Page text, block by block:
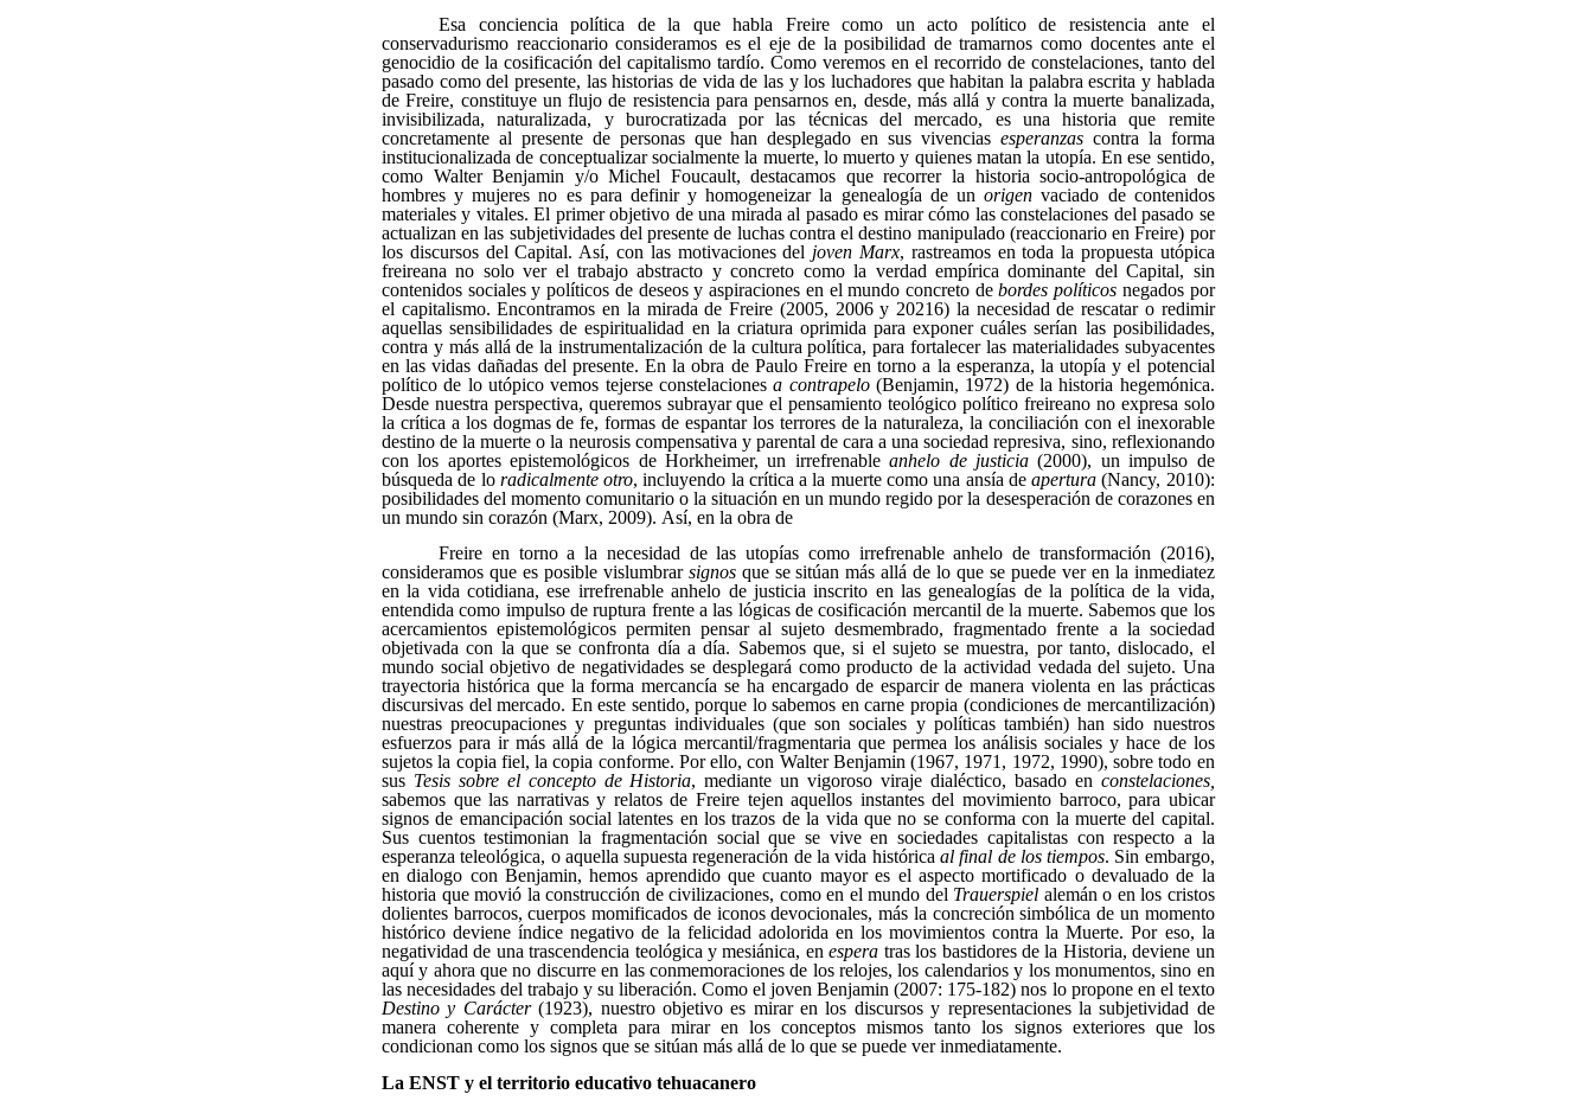
Esa conciencia política de la que habla Freire como un acto político de resistencia ante el
conservadurismo reaccionario consideramos es el eje de la posibilidad de tramarnos como docentes ante el
genocidio de la cosificación del capitalismo tardío. Como veremos en el recorrido de constelaciones, tanto del
pasado como del presente, las historias de vida de las y los luchadores que habitan la palabra escrita y hablada
de Freire, constituye un flujo de resistencia para pensarnos en, desde, más allá y contra la muerte banalizada,
invisibilizada, naturalizada, y burocratizada por las técnicas del mercado, es una historia que remite
concretamente al presente de personas que han desplegado en sus vivencias esperanzascontra la forma
institucionalizada de conceptualizar socialmente la muerte, lo muerto y quienes matan la utopía. En ese sentido,
como Walter Benjamin y/o Michel Foucault, destacamos que recorrer la historia socio-antropológica de
hombres y mujeres no es para definir y homogeneizar la genealogía de unorigen vaciado de contenidos
materiales y vitales. El primer objetivo de una mirada al pasado es mirar cómo las constelaciones del pasado se
actualizan en las subjetividades del presente de luchas contra el destino manipulado (reaccionario en Freire) por
los discursos del Capital. Así, con las motivaciones del joven Marx, rastreamos en toda la propuesta utópica
freireana no solo ver el trabajo abstracto y concreto como la verdad empírica dominante del Capital, sin
contenidos sociales y políticos de deseos y aspiraciones en el mundo concreto debordes políticos negados por
el capitalismo. Encontramos en la mirada de Freire (2005, 2006 y 20216) la necesidad de rescatar o redimir
aquellas sensibilidades de espiritualidad en la criatura oprimida para exponer cuáles serían las posibilidades,
contra y más allá de la instrumentalización de la cultura política, para fortalecer las materialidades subyacentes
en las vidas dañadas del presente. En la obra de Paulo Freire en torno a la esperanza, la utopía y el potencial
político de lo utópico vemos tejerse constelacionesa contrapelo(Benjamin, 1972) de la historia hegemónica.
Desde nuestra perspectiva, queremos subrayar que el pensamiento teológico político freireano no expresa solo
la crítica a los dogmas de fe, formas de espantar los terrores de la naturaleza, la conciliación con el inexorable
destino de la muerte o la neurosis compensativa y parental de cara a una sociedad represiva, sino, reflexionando
con los aportes epistemológicos de Horkheimer, un irrefrenableanhelo de justicia(2000), un impulso de
búsqueda de lo radicalmente otro, incluyendo la crítica a la muerte como una ansía deapertura (Nancy, 2010):
posibilidades del momento comunitario o la situación en un mundo regido por la desesperación de corazones en
un mundo sin corazón (Marx, 2009). Así, en la obra de
Freire en torno a la necesidad de las utopías como irrefrenable anhelo de transformación (2016),
consideramos que es posible vislumbrar signosque se sitúan más allá de lo que se puede ver en la inmediatez
en la vida cotidiana, ese irrefrenable anhelo de justicia inscrito en las genealogías de la política de la vida,
entendida como impulso de ruptura frente a las lógicas de cosificación mercantil de la muerte. Sabemos que los
acercamientos epistemológicos permiten pensar al sujeto desmembrado, fragmentado frente a la sociedad
objetivada con la que se confronta día a día. Sabemos que, si el sujeto se muestra, por tanto, dislocado, el
mundo social objetivo de negatividades se desplegará como producto de la actividad vedada del sujeto. Una
trayectoria histórica que la forma mercancía se ha encargado de esparcir de manera violenta en las prácticas
discursivas del mercado. En este sentido, porque lo sabemos en carne propia (condiciones de mercantilización)
nuestras preocupaciones y preguntas individuales (que son sociales y políticas también) han sido nuestros
esfuerzos para ir más allá de la lógica mercantil/fragmentaria que permea los análisis sociales y hace de los
sujetos la copia fiel, la copia conforme. Por ello, con Walter Benjamin (1967, 1971, 1972, 1990), sobre todo en
sus Tesis sobre el concepto de Historia, mediante un vigoroso viraje dialéctico, basado en constelaciones,
sabemos que las narrativas y relatos de Freire tejen aquellos instantes del movimiento barroco, para ubicar
signos de emancipación social latentes en los trazos de la vida que no se conforma con la muerte del capital.
Sus cuentos testimonian la fragmentación social que se vive en sociedades capitalistas con respecto a la
esperanza teleológica, o aquella supuesta regeneración de la vida histórica al final de los tiempos. Sin embargo,
en dialogo con Benjamin, hemos aprendido que cuanto mayor es el aspecto mortificado o devaluado de la
historia que movió la construcción de civilizaciones, como en el mundo del Trauerspiel alemán o en los cristos
dolientes barrocos, cuerpos momificados de iconos devocionales, más la concreción simbólica de un momento
histórico deviene índice negativo de la felicidad adolorida en los movimientos contra la Muerte. Por eso, la
negatividad de una trascendencia teológica y mesiánica, enespera tras los bastidores de la Historia, deviene un
aquí y ahora que no discurre en las conmemoraciones de los relojes, los calendarios y los monumentos, sino en
las necesidades del trabajo y su liberación. Como el joven Benjamin (2007: 175-182) nos lo propone en el texto
Destino y Carácter(1923), nuestro objetivo es mirar en los discursos y representaciones la subjetividad de
manera coherente y completa para mirar en los conceptos mismos tanto los signos exteriores que los
condicionan como los signos que se sitúan más allá de lo que se puede ver inmediatamente.
La ENST y el territorio educativo tehuacanero